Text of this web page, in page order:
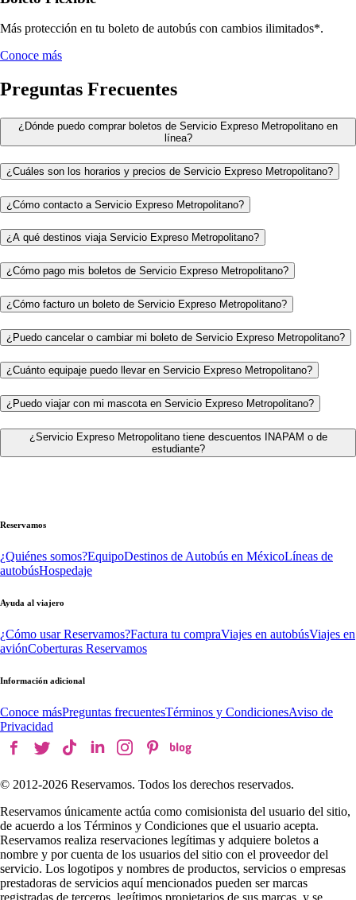
Más protección en tu boleto de autobús con cambios ilimitados*.
Conoce más
Preguntas Frecuentes
¿Dónde puedo comprar boletos de Servicio Expreso Metropolitano en
línea?
¿Cuáles son los horarios y precios de Servicio Expreso Metropolitano?
¿Cómo contacto a Servicio Expreso Metropolitano?
¿A qué destinos viaja Servicio Expreso Metropolitano?
¿Cómo pago mis boletos de Servicio Expreso Metropolitano?
¿Cómo facturo un boleto de Servicio Expreso Metropolitano?
¿Puedo cancelar o cambiar mi boleto de Servicio Expreso Metropolitano?
¿Cuánto equipaje puedo llevar en Servicio Expreso Metropolitano?
¿Puedo viajar con mi mascota en Servicio Expreso Metropolitano?
¿Servicio Expreso Metropolitano tiene descuentos INAPAM o de
estudiante?
Reservamos
¿Quiénes somos?EquipoDestinos de Autobús en MéxicoLíneas de
autobúsHospedaje
Ayuda al viajero
¿Cómo usar Reservamos?Factura tu compraViajes en autobúsViajes en
aviónCoberturas Reservamos
Información adicional
Conoce másPreguntas frecuentesTérminos y CondicionesAviso de
Privacidad
© 2012-2026 Reservamos. Todos los derechos reservados.
Reservamos únicamente actúa como comisionista del usuario del sitio,
de acuerdo a los Términos y Condiciones que el usuario acepta.
Reservamos realiza reservaciones legítimas y adquiere boletos a
nombre y por cuenta de los usuarios del sitio con el proveedor del
servicio. Los logotipos y nombres de productos, servicios o empresas
prestadoras de servicios aquí mencionados pueden ser marcas